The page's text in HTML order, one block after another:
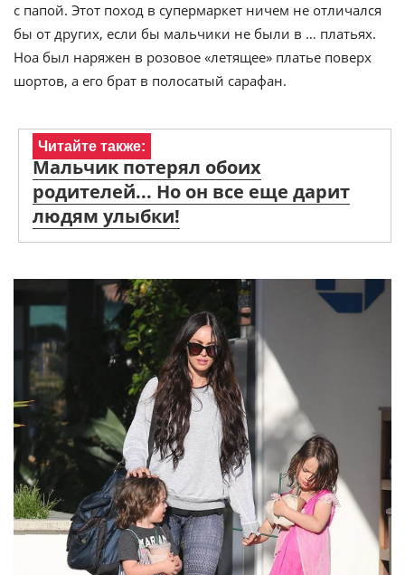
с папой. Этот поход в супермаркет ничем не отличался
бы от других, если бы мальчики не были в … платьях.
Ноа был наряжен в розовое «летящее» платье поверх
шортов, а его брат в полосатый сарафан.
Читайте также:
Мальчик потерял обоих
родителей... Но он все еще дарит
людям улыбки!